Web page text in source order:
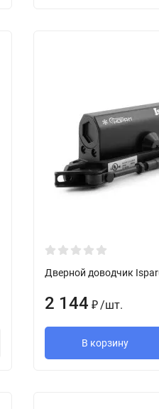
Дверной доводчик
2 144 ₽ /шт.
В корзину